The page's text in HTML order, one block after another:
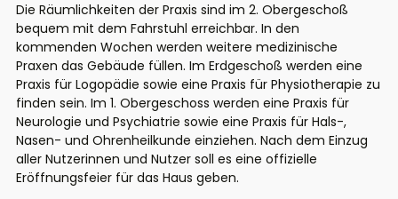
Die Räumlichkeiten der Praxis sind im 2. Obergeschoß
bequem mit dem Fahrstuhl erreichbar. In den
kommenden Wochen werden weitere medizinische
Praxen das Gebäude füllen. Im Erdgeschoß werden eine
Praxis für Logopädie sowie eine Praxis für Physiotherapie zu
finden sein. Im 1. Obergeschoss werden eine Praxis für
Neurologie und Psychiatrie sowie eine Praxis für Hals-,
Nasen- und Ohrenheilkunde einziehen. Nach dem Einzug
aller Nutzerinnen und Nutzer soll es eine offizielle
Eröffnungsfeier für das Haus geben.